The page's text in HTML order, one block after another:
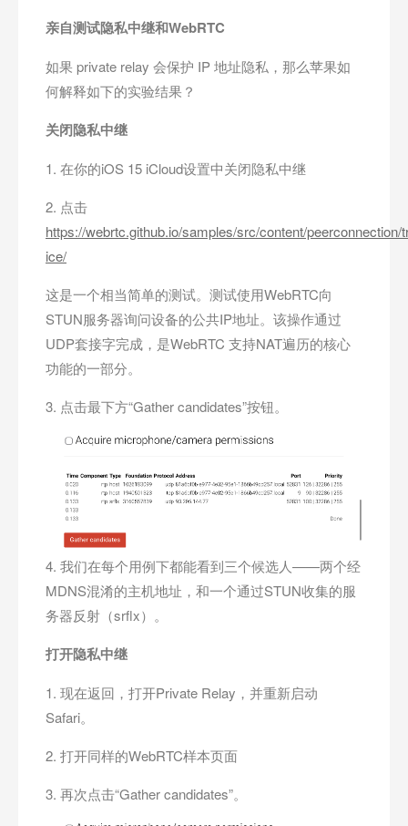
亲自测试隐私中继和WebRTC
如果 private relay 会保护 IP 地址隐私，那么苹果如
何解释如下的实验结果？
关闭隐私中继
1. 在你的iOS 15 iCloud设置中关闭隐私中继
2. 点击
https://webrtc.github.io/samples/src/content/peerconnection/
ice/
这是一个相当简单的测试。测试使用WebRTC向
STUN服务器询问设备的公共IP地址。该操作通过
UDP套接字完成，是WebRTC 支持NAT遍历的核心
功能的一部分。
3. 点击最下方“Gather candidates”按钮。
4. 我们在每个用例下都能看到三个候选人——两个经
MDNS混淆的主机地址，和一个通过STUN收集的服
务器反射（srflx）。
打开隐私中继
1. 现在返回，打开Private Relay，并重新启动
Safari。
2. 打开同样的WebRTC样本页面
3. 再次点击“Gather candidates”。